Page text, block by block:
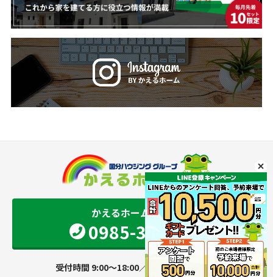
かえるホーム 宮崎店
0985-34-9501
受付時間 9:00～18:00／定休日 火・水曜日